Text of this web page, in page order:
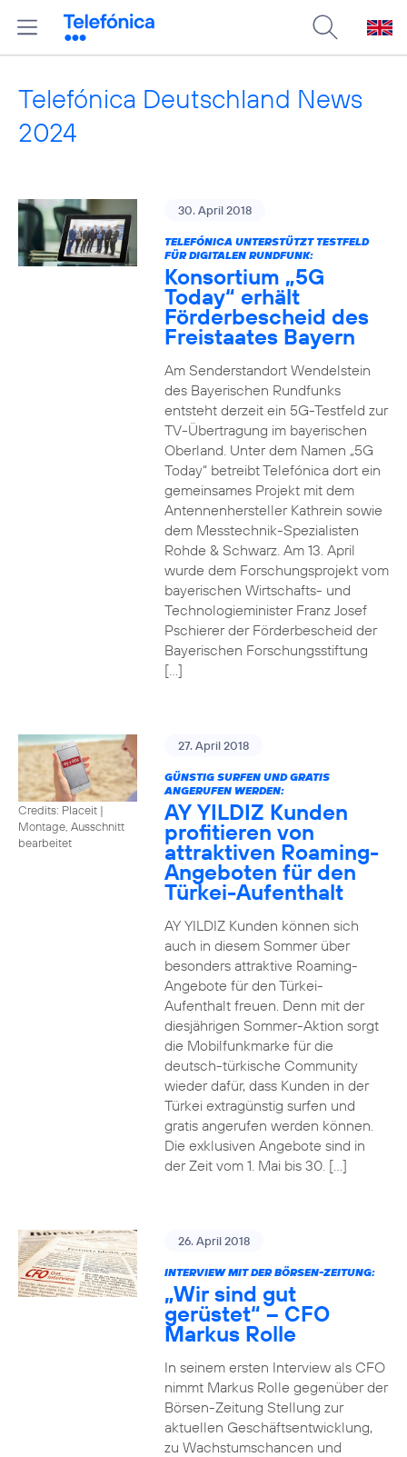
Telefónica Deutschland News
2024
30. April 2018
TELEFÓNICA UNTERSTÜTZT TESTFELD
FÜR DIGITALEN RUNDFUNK:
Konsortium „5G
Today“ erhält
Förderbescheid des
Freistaates Bayern
Am Senderstandort Wendelstein
des Bayerischen Rundfunks
entsteht derzeit ein 5G-Testfeld zur
TV-Übertragung im bayerischen
Oberland. Unter dem Namen „5G
Today“ betreibt Telefónica dort ein
gemeinsames Projekt mit dem
Antennenhersteller Kathrein sowie
dem Messtechnik-Spezialisten
Rohde & Schwarz. Am 13. April
wurde dem Forschungsprojekt vom
bayerischen Wirtschafts- und
Technologieminister Franz Josef
Pschierer der Förderbescheid der
Bayerischen Forschungsstiftung
[…]
Credits: Placeit |
Montage, Ausschnitt
bearbeitet
27. April 2018
GÜNSTIG SURFEN UND GRATIS
ANGERUFEN WERDEN:
AY YILDIZ Kunden
profitieren von
attraktiven Roaming-
Angeboten für den
Türkei-Aufenthalt
AY YILDIZ Kunden können sich
auch in diesem Sommer über
besonders attraktive Roaming-
Angebote für den Türkei-
Aufenthalt freuen. Denn mit der
diesjährigen Sommer-Aktion sorgt
die Mobilfunkmarke für die
deutsch-türkische Community
wieder dafür, dass Kunden in der
Türkei extragünstig surfen und
gratis angerufen werden können.
Die exklusiven Angebote sind in
der Zeit vom 1. Mai bis 30. […]
26. April 2018
INTERVIEW MIT DER BÖRSEN-ZEITUNG:
„Wir sind gut
gerüstet“ – CFO
Markus Rolle
In seinem ersten Interview als CFO
nimmt Markus Rolle gegenüber der
Börsen-Zeitung Stellung zur
aktuellen Geschäftsentwicklung,
zu Wachstumschancen und